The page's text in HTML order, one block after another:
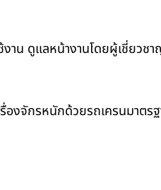
น ดูแลหน้างานโดยผู้เชี่ยวช
องจักรหนักด้วยรถเครนมาต